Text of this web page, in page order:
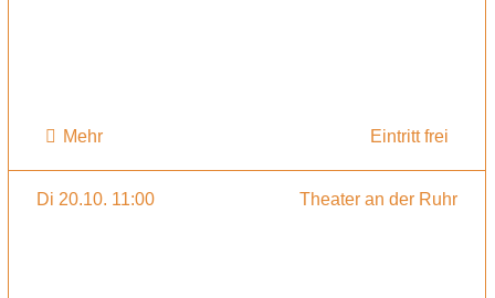
Mehr Eintritt frei
Di 20.10. 11:00 Theater an der Ruhr